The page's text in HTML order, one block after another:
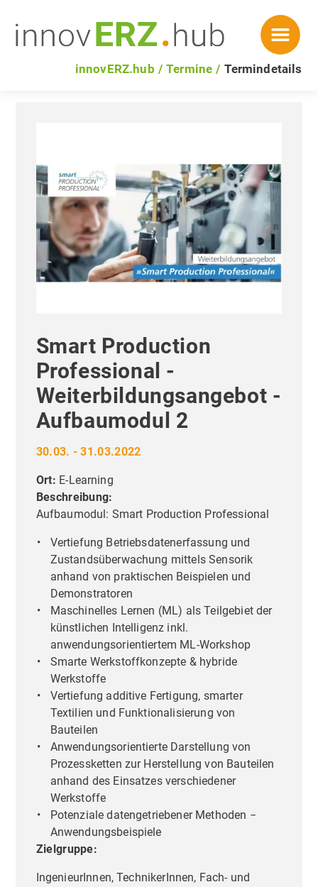
innovERZ.hub Termine Termindetails
Smart Production
Professional -
Weiterbildungsangebot -
Aufbaumodul 2
30.03. - 31.03.2022
Ort: E-Learning
Beschreibung:
Aufbaumodul: Smart Production Professional
Vertiefung Betriebsdatenerfassung und
Zustandsüberwachung mittels Sensorik
anhand von praktischen Beispielen und
Demonstratoren
Maschinelles Lernen (ML) als Teilgebiet der
künstlichen Intelligenz inkl.
anwendungsorientiertem ML-Workshop
Smarte Werkstoffkonzepte & hybride
Werkstoffe
Vertiefung additive Fertigung, smarter
Textilien und Funktionalisierung von
Bauteilen
Anwendungsorientierte Darstellung von
Prozessketten zur Herstellung von Bauteilen
anhand des Einsatzes verschiedener
Werkstoffe
Potenziale datengetriebener Methoden −
Anwendungsbeispiele
Zielgruppe:
IngenieurInnen, TechnikerInnen, Fach- und